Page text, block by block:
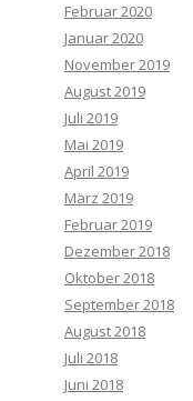
Februar 2020
Januar 2020
November 2019
August 2019
Juli 2019
Mai 2019
April 2019
März 2019
Februar 2019
Dezember 2018
Oktober 2018
September 2018
August 2018
Juli 2018
Juni 2018